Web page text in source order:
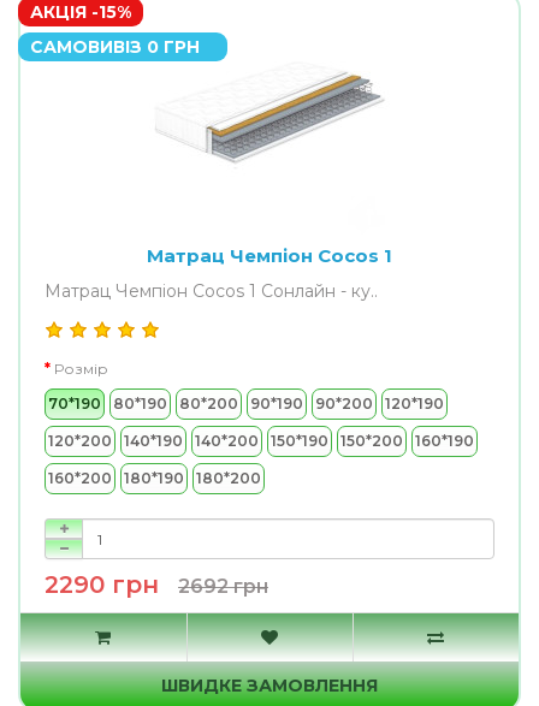
АКЦІЯ -15%
САМОВИВІЗ 0 ГРН
Матрац Чемпіон Cocos 1
Матрац Чемпіон Cocos 1 Сонлайн - ку..
Розмір
70*190
80*190 80*200 90*190 90*200 120*190
120*200 140*190 140*200 150*190 150*200 160*190
160*200 180*190 180*200
2290 грн 2692 грн
ШВИДКЕ ЗАМОВЛЕННЯ